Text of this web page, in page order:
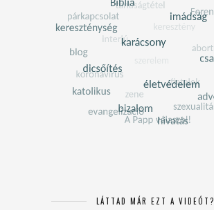
LÁTTAD MÁR EZT A VIDEÓT?